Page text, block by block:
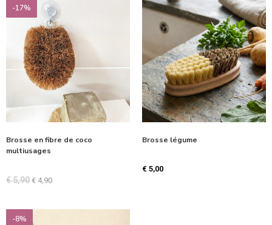
-17%
Brosse en fibre de coco
multiusages
€5,90 € 4,90
Brosse légume
€ 5,00
-8%